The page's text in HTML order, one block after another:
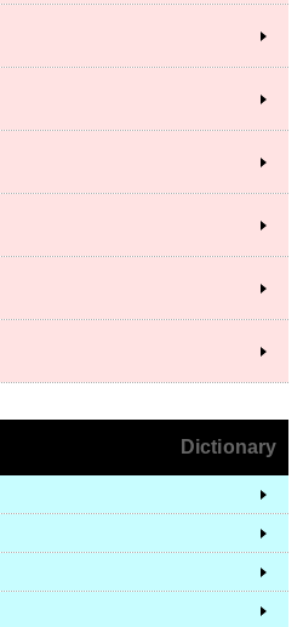
Dictionary